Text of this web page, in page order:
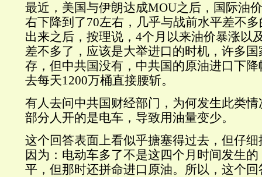
最近，美国与伊朗达成MOU之后，国际油
右下降到了70左右，几乎与战前水平差不
出来之后，按理说，4个月以来油价暴涨以
差不多了，应该是大举进口的时机，许多
存，但中共国没有，中共国的原油进口下
去每天1200万桶直接腰斩。
有人去问中共国财经部门，为何发生此类
部分人开的是电车，导致用油量变少。
这个回答表面上看似乎搪塞得过去，但仔
因为：电动车多了不是这四个月时间发生
平，但那时还拼命进口原油。所以，这个